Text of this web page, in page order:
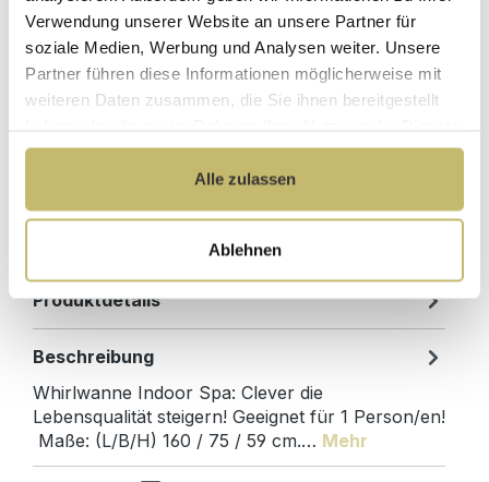
Verwendung unserer Website an unsere Partner für
soziale Medien, Werbung und Analysen weiter. Unsere
Partner führen diese Informationen möglicherweise mit
weiteren Daten zusammen, die Sie ihnen bereitgestellt
gesammelt haben.
Alle zulassen
Ablehnen
Hochwertige
Materialien
Herstellerpreis
ohne
Zwischenhändler
mit bester
beschädigungsfreie
Designed in
1 Monat risikofreies
Produktdetails
Beschreibung
Whirlwanne Indoor Spa: Clever die
Lebensqualität steigern! Geeignet für 1 Person/en!
Maße: (L/B/H) 160 / 75 / 59 cm.… Mehr